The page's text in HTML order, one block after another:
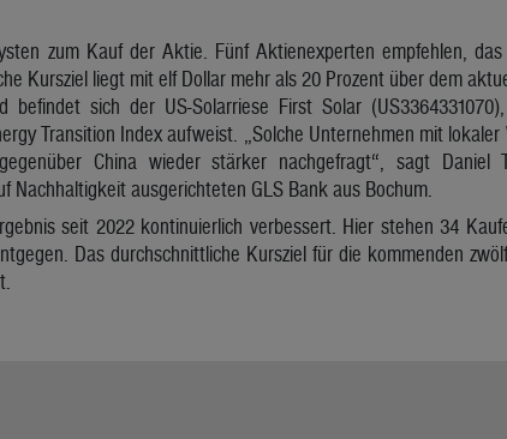
zum Kauf der Aktie. Fünf Aktienexperten empfehlen,
Kursziel liegt mit elf Dollar mehr als 20 Prozent über dem
befindet sich der US-Solarriese First Solar
Transition Index aufweist. „Solche Unternehmen mit
China wieder stärker nachgefragt“, sagt Daniel
Nachhaltigkeit ausgerichteten GLS Bank aus Bochum.
seit 2022 kontinuierlich verbessert. Hier stehen 34
Das durchschnittliche Kursziel für die kommenden